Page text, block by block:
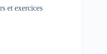
et exercices